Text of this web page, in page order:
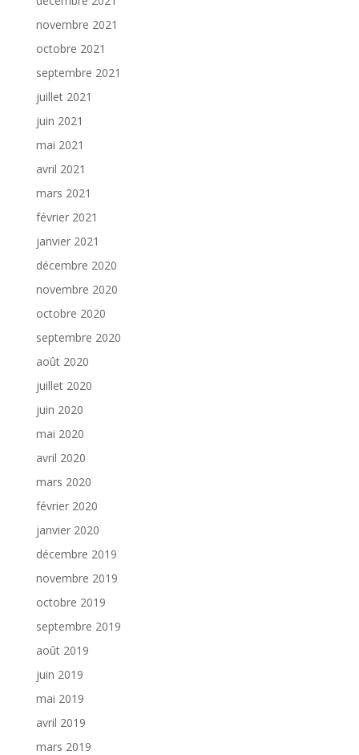
novembre 2021
octobre 2021
septembre 2021
juillet 2021
juin 2021
mai 2021
avril 2021
mars 2021
février 2021
janvier 2021
décembre 2020
novembre 2020
octobre 2020
septembre 2020
août 2020
juillet 2020
juin 2020
mai 2020
avril 2020
mars 2020
février 2020
janvier 2020
décembre 2019
novembre 2019
octobre 2019
septembre 2019
août 2019
juin 2019
mai 2019
avril 2019
mars 2019